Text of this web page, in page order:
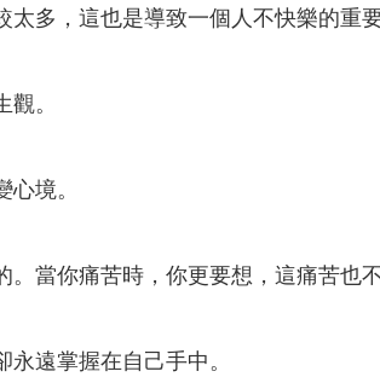
多，這也是導致一個人不快樂的重要
。
境。
當你痛苦時，你更要想，這痛苦也不
遠掌握在自己手中。